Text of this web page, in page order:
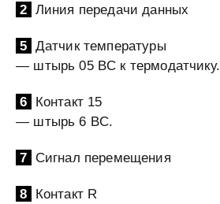
2 Линия передачи данных
5 Датчик температуры
— штырь 05 BC к термодатчику.
6 Контакт 15
— штырь 6 BC.
7 Сигнал перемещения
8 Контакт R